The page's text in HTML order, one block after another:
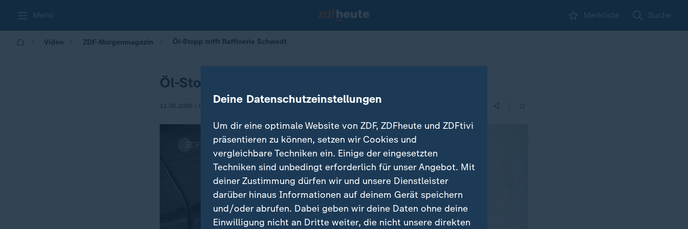
Menü Merkliste Suche
Video ZDF-Morgenmagazin Öl-Stopp trifft Raffinerie Schwedt
Öl-Stopp trifft Raffinerie Schwedt
11.05.2026 | 05:30 Deine Datenschutzeinstellungen
Um dir eine optimale Website von ZDF, ZDFheute und ZDFtivi
präsentieren zu können, setzen wir Cookies und
vergleichbare Techniken ein. Einige der eingesetzten
Techniken sind unbedingt erforderlich für unser Angebot. Mit
deiner Zustimmung dürfen wir und unsere Dienstleister
darüber hinaus Informationen auf deinem Gerät speichern
und/oder abrufen. Dabei geben wir deine Daten ohne deine
Einwilligung nicht an Dritte weiter, die nicht unsere direkten